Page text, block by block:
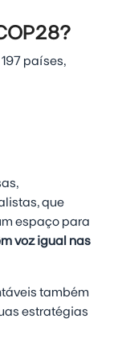
países,
que
espaço para
voz igual nas
também
estratégias